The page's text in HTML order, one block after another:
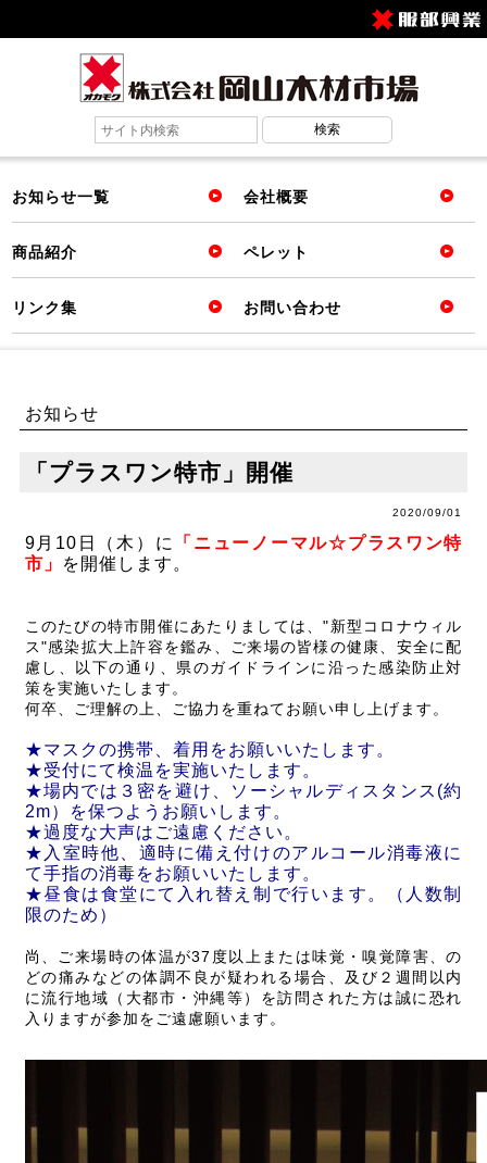
お知らせ一覧 会社概要
商品紹介 ペレット
リンク集 お問い合わせ
お知らせ
「プラスワン特市」開催
2020/09/01
9月10日（木）に
「ニューノーマル☆プラスワン特
市」
を開催します。
このたびの特市開催にあたりましては、"新型コロナウィル
ス"感染拡大上許容を鑑み、ご来場の皆様の健康、安全に配
慮し、以下の通り、県のガイドラインに沿った感染防止対
策を実施いたします。
何卒、ご理解の上、ご協力を重ねてお願い申し上げます。
★マスクの携帯、着用をお願いいたします。
★受付にて検温を実施いたします。
★場内では３密を避け、ソーシャルディスタンス(約
2m）を保つようお願いします。
★過度な大声はご遠慮ください。
★入室時他、適時に備え付けのアルコール消毒液に
て手指の消毒をお願いいたします。
★昼食は食堂にて入れ替え制で行います。（人数制
限のため）
尚、ご来場時の体温が37度以上または味覚・嗅覚障害、の
どの痛みなどの体調不良が疑われる場合、及び２週間以内
に流行地域（大都市・沖縄等）を訪問された方は誠に恐れ
入りますが参加をご遠慮願います。